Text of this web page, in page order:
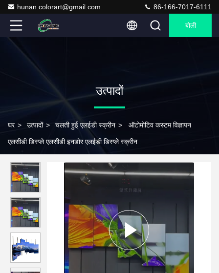
hunan.colorart@gmail.com 86-166-7017-6111
बोली
उत्पादों
घर > उत्पादों > चलती हुई एलईडी स्क्रीन > ऑटोमोटिव कस्टम विज्ञापन
एलसीडी डिस्प्ले एलसीडी इनडोर एलईडी डिस्प्ले स्क्रीन